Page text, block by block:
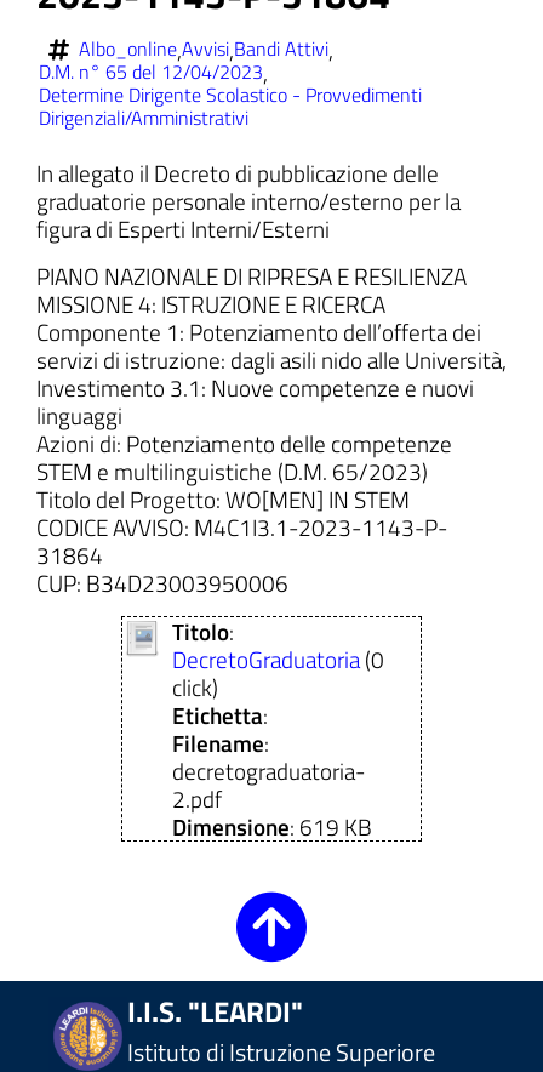
del sito
Albo_online,Avvisi,Bandi Attivi,
D.M. n° 65 del 12/04/2023,
Determine Dirigente Scolastico - Provvedimenti
Dirigenziali/Amministrativi
In allegato il Decreto di pubblicazione delle
graduatorie personale interno/esterno per la
figura di Esperti Interni/Esterni
PIANO NAZIONALE DI RIPRESA E RESILIENZA
MISSIONE 4: ISTRUZIONE E RICERCA
Componente 1: Potenziamento dell’offerta dei
servizi di istruzione: dagli asili nido alle Università,
Investimento 3.1: Nuove competenze e nuovi
linguaggi
Azioni di: Potenziamento delle competenze
STEM e multilinguistiche (D.M. 65/2023)
Titolo del Progetto: WO[MEN] IN STEM
CODICE AVVISO: M4C1I3.1-2023-1143-P-
31864
CUP: B34D23003950006
Titolo:
DecretoGraduatoria(0
click)
Etichetta:
Filename:
decretograduatoria-
2.pdf
Dimensione: 619 KB
I.I.S. "LEARDI"
Istituto di Istruzione Superiore